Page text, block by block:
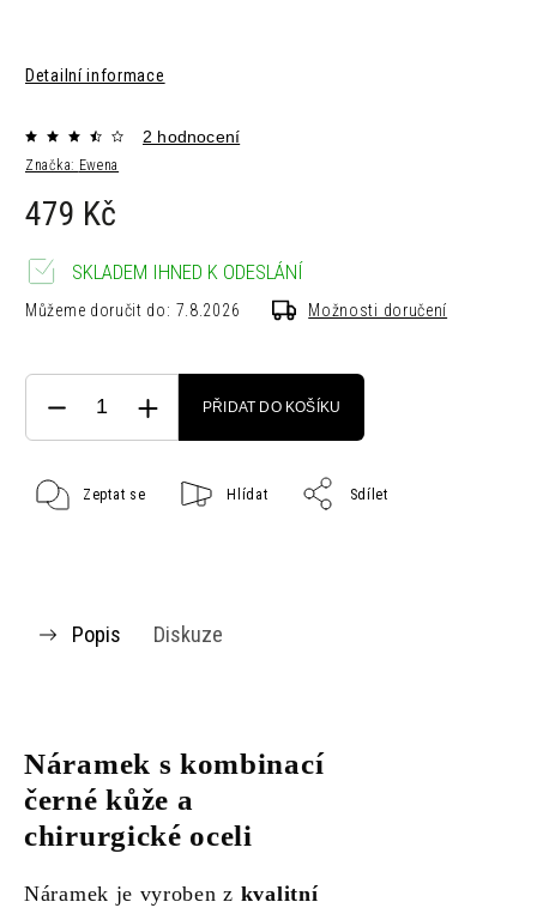
Detailní informace
Značka: Ewena
2 hodnocení
479 Kč
SKLADEM IHNED K ODESLÁNÍ
Můžeme doručit do: 7.8.2026 Možnosti doručení
PŘIDAT DO KOŠÍKU
Zeptat se Hlídat Sdílet
Popis Diskuze
Náramek s kombinací
černé kůže a
chirurgické oceli
Náramek je vyroben z kvalitní